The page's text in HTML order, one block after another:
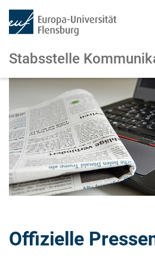
Zum Hauptinhalt springen
Zur Navigation springen
Stabsstelle
Offizielle